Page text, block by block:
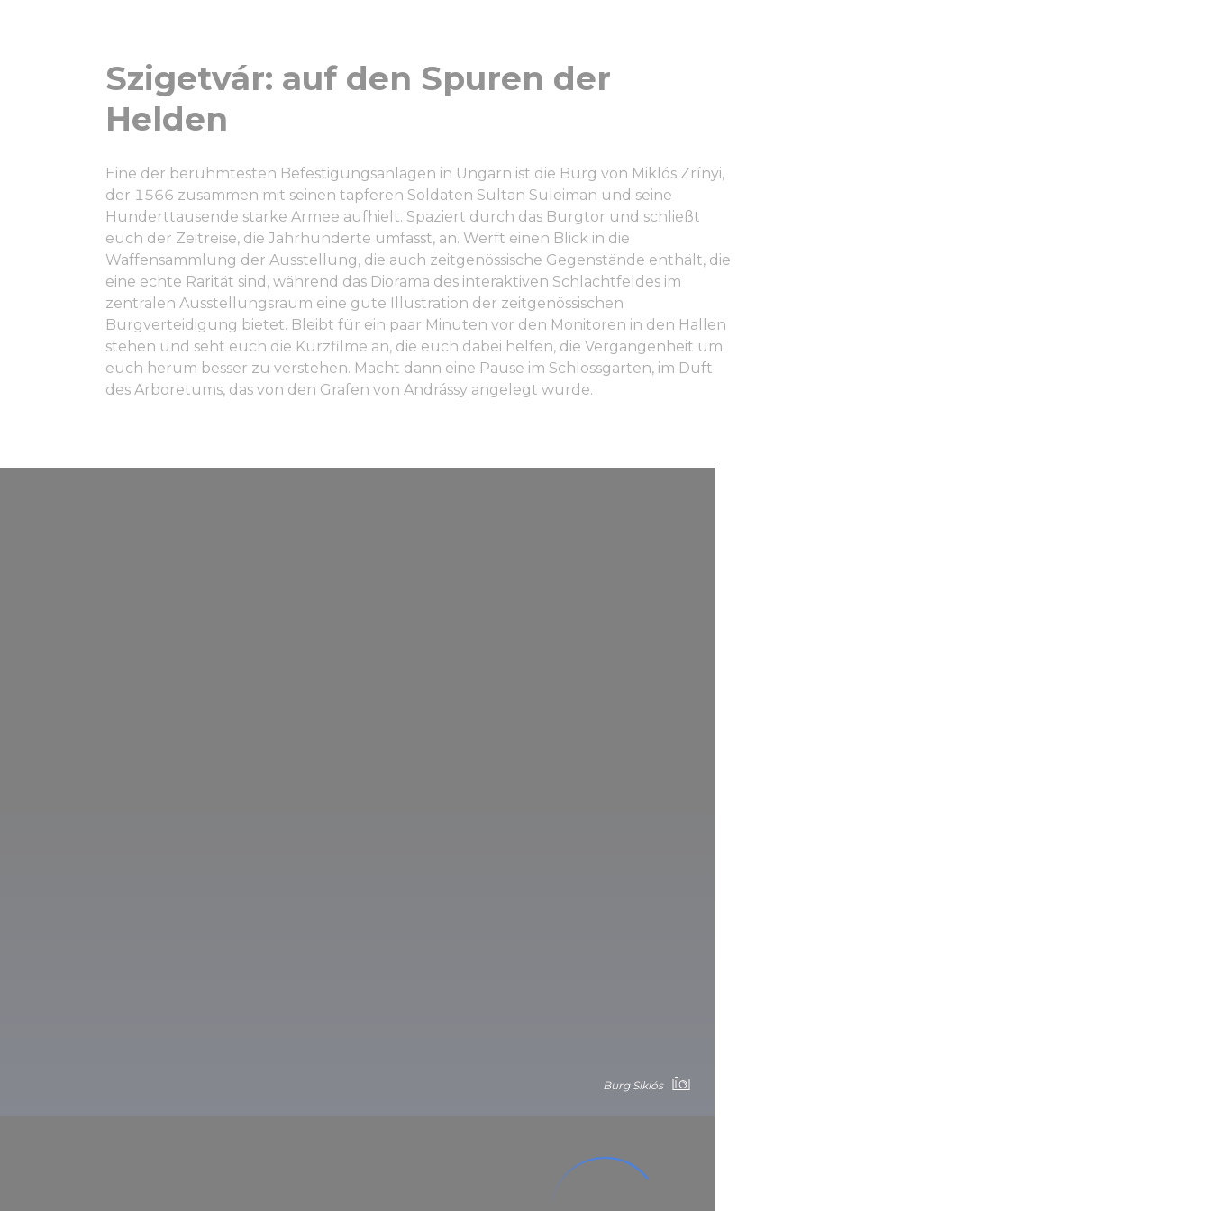
Szigetvár: auf den Spuren der
Helden
Eine der berühmtesten Befestigungsanlagen in Ungarn ist die Burg von Miklós Zrínyi,
der 1566 zusammen mit seinen tapferen Soldaten Sultan Suleiman und seine
Hunderttausende starke Armee aufhielt. Spaziert durch das Burgtor und schließt
euch der Zeitreise, die Jahrhunderte umfasst, an. Werft einen Blick in die
Waffensammlung der Ausstellung, die auch zeitgenössische Gegenstände enthält, die
eine echte Rarität sind, während das Diorama des interaktiven Schlachtfeldes im
zentralen Ausstellungsraum eine gute Illustration der zeitgenössischen
Burgverteidigung bietet. Bleibt für ein paar Minuten vor den Monitoren in den Hallen
stehen und seht euch die Kurzfilme an, die euch dabei helfen, die Vergangenheit um
euch herum besser zu verstehen. Macht dann eine Pause im Schlossgarten, im Duft
des Arboretums, das von den Grafen von Andrássy angelegt wurde.
Burg Siklós